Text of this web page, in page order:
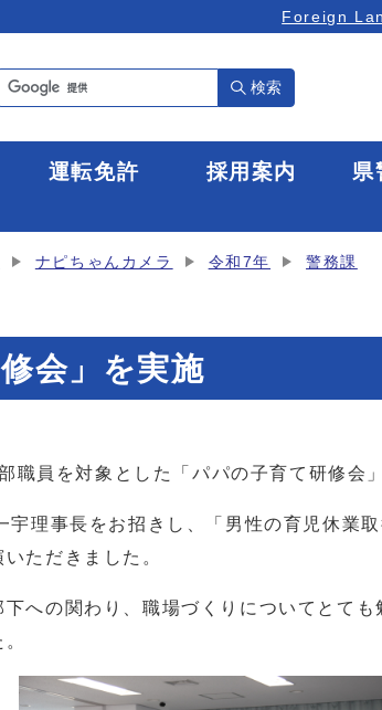
Foreign
検索
運転免許 採用案内 県
ナピちゃんカメラ 令和7年 警務課
会」を実施
員を対象とした「パパの子育て研修会
理事長をお招きし、「男性の育児休業
ただきました。
への関わり、職場づくりについてとても